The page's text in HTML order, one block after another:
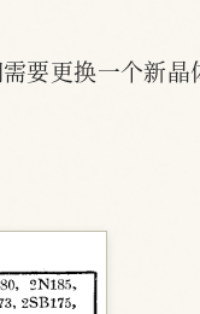
要更换一个新晶